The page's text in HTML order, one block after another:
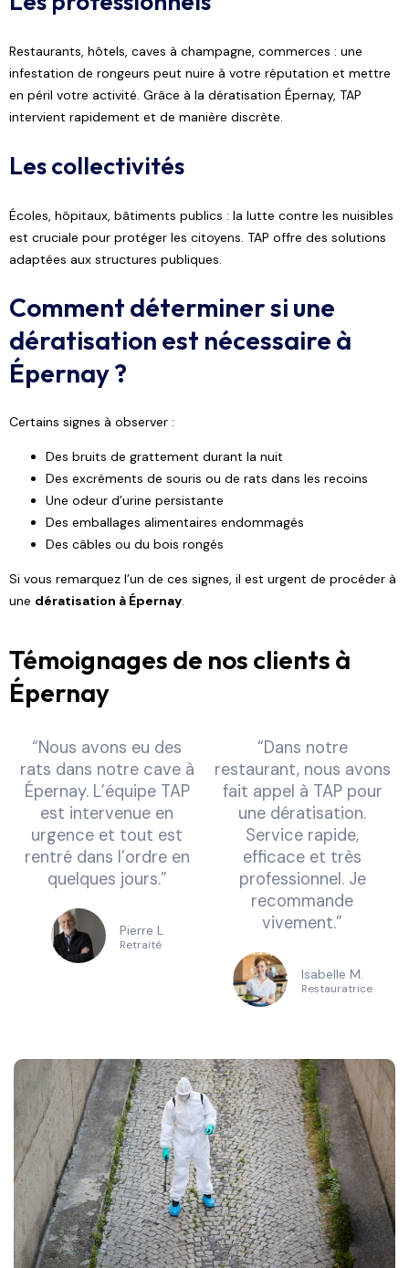
Restaurants, hôtels, caves à champagne, commerces : une
infestation de rongeurs peut nuire à votre réputation et mettre
en péril votre activité. Grâce à la dératisation Épernay, TAP
intervient rapidement et de manière discrète.
Les collectivités
Écoles, hôpitaux, bâtiments publics : la lutte contre les nuisibles
est cruciale pour protéger les citoyens. TAP offre des solutions
adaptées aux structures publiques.
Comment déterminer si une
dératisation est nécessaire à
Épernay ?
Certains signes à observer :
Des bruits de grattement durant la nuit
Des excréments de souris ou de rats dans les recoins
Une odeur d’urine persistante
Des emballages alimentaires endommagés
Des câbles ou du bois rongés
Si vous remarquez l’un de ces signes, il est urgent de procéder à
une dératisation à Épernay.
Témoignages de nos clients à
Épernay
“Nous avons eu des
rats dans notre cave à
Épernay. L’équipe TAP
est intervenue en
urgence et tout est
rentré dans l’ordre en
quelques jours.”
Pierre L
Retraité
“Dans notre
restaurant, nous avons
fait appel à TAP pour
une dératisation.
Service rapide,
efficace et très
professionnel. Je
recommande
vivement.”
Isabelle M.
Restauratrice